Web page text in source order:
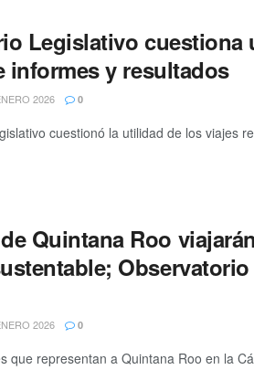
Legislativo cuestiona
informes y resultados
2026 0
cuestionó la utilidad de los viajes
Quintana Roo
2026 0
que representan a Quintana Roo en la